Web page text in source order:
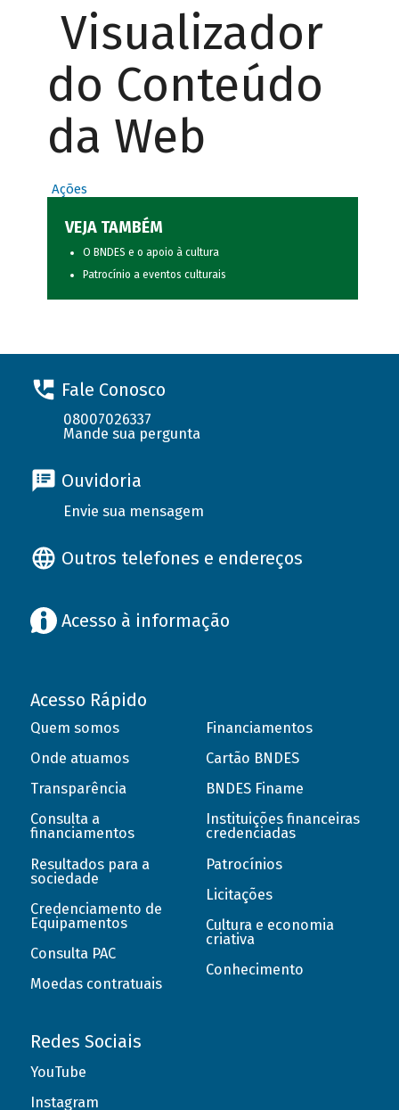
Visualizador
do Conteúdo
da Web
Ações
VEJA TAMBÉM
O BNDES e o apoio à cultura
Patrocínio a eventos culturais
Fale Conosco
08007026337
Mande sua pergunta
Ouvidoria
Envie sua mensagem
Outros telefones e endereços
Acesso à informação
Acesso Rápido
Quem somos
Onde atuamos
Transparência
Consulta a
financiamentos
Resultados para a
sociedade
Credenciamento de
Equipamentos
Consulta PAC
Moedas contratuais
Financiamentos
Cartão BNDES
BNDES Finame
Instituições financeiras
credenciadas
Patrocínios
Licitações
Cultura e economia
criativa
Conhecimento
Redes Sociais
YouTube
Instagram